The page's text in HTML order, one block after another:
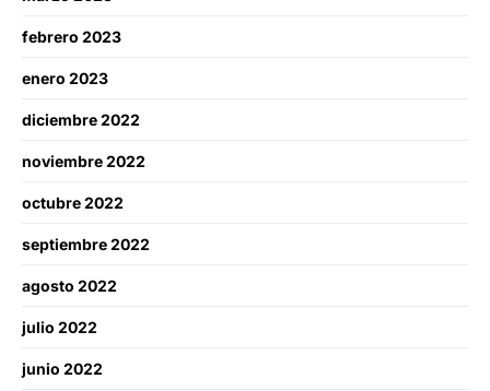
febrero 2023
enero 2023
diciembre 2022
noviembre 2022
octubre 2022
septiembre 2022
agosto 2022
julio 2022
junio 2022